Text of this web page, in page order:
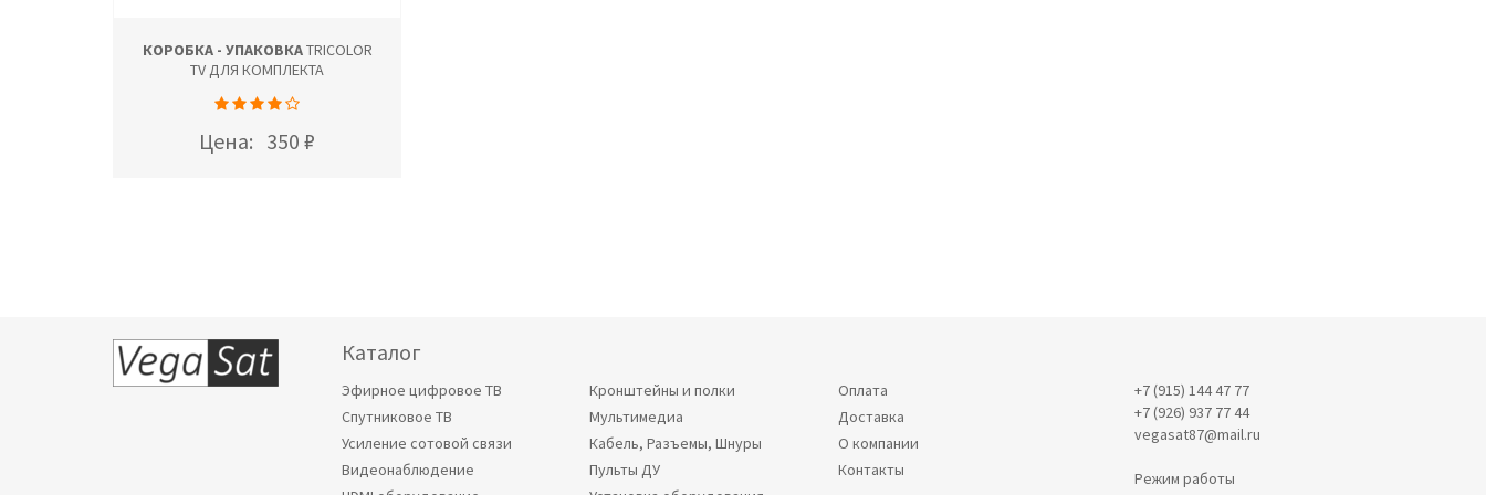
КОРОБКА - УПАКОВКАTRICOLOR
TV ДЛЯ КОМПЛЕКТА
Цена: 350 ₽
Каталог
Эфирное цифровое ТВ
Спутниковое ТВ
Усиление сотовой связи
Видеонаблюдение
Кронштейны и полки
Мультимедиа
Кабель, Разъемы, Шнуры
Пульты ДУ
Оплата
Доставка
О компании
Контакты
+7 (915) 144 47 77
+7 (926) 937 77 44
vegasat87@mail.ru
Режим работы